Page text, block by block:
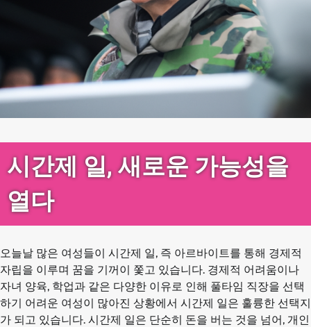
시간제 일, 새로운 가능성을
열다
오늘날 많은 여성들이 시간제 일, 즉 아르바이트를 통해 경제적
자립을 이루며 꿈을 기꺼이 쫓고 있습니다. 경제적 어려움이나
자녀 양육, 학업과 같은 다양한 이유로 인해 풀타임 직장을 선택
하기 어려운 여성이 많아진 상황에서 시간제 일은 훌륭한 선택지
가 되고 있습니다. 시간제 일은 단순히 돈을 버는 것을 넘어, 개인